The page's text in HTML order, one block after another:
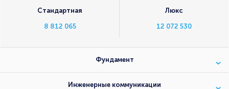
Стандартная
8 812 065
Люкс
12 072 530
Фундамент
Инженерные коммуникации